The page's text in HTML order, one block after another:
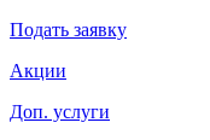
Подать заявку
Акции
Доп. услуги